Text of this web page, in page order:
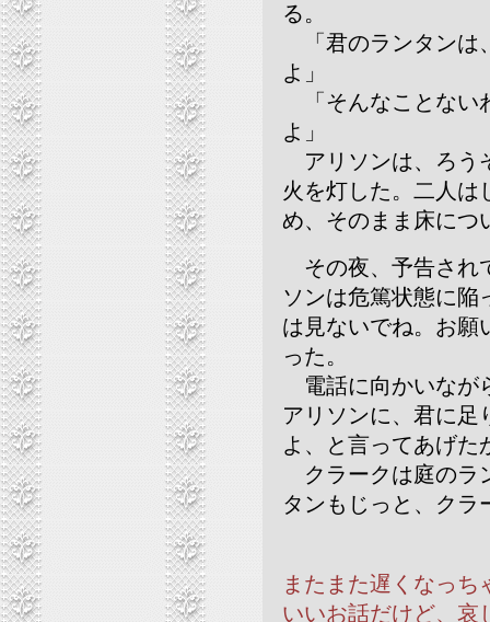
る。
「君のランタンは
よ」
「そんなことない
よ」
アリソンは、ろう
火を灯した。二人は
め、そのまま床につ
その夜、予告され
ソンは危篤状態に陥
は見ないでね。お願
った。
電話に向かいなが
アリソンに、君に足
よ、と言ってあげた
クラークは庭のラ
タンもじっと、クラ
またまた遅くなっち
いいお話だけど、哀